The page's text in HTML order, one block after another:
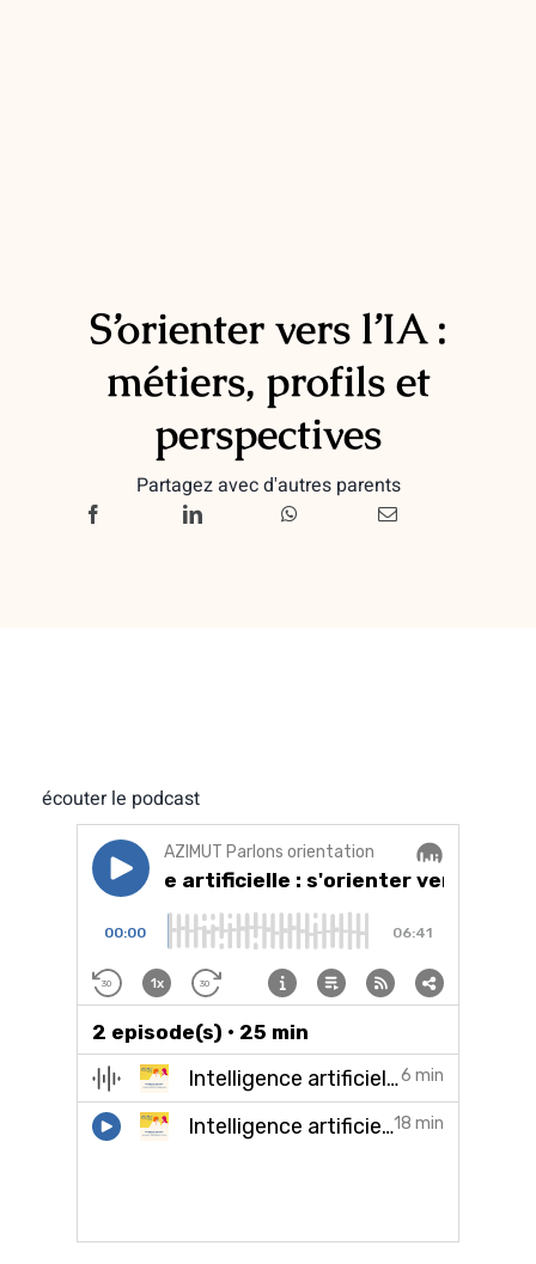
S’orienter vers l’IA :
métiers, profils et
perspectives
Partagez avec d'autres parents
écouter le podcast